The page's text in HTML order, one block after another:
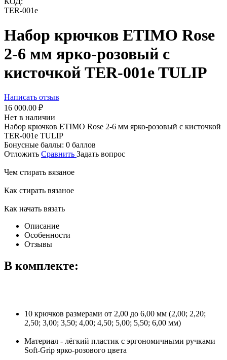
TER-001e
Набор крючков ETIMO Rose
2-6 мм ярко-розовый с
кисточкой TER-001e TULIP
Написать отзыв
16 000.00 ₽
Нет в наличии
Набор крючков ETIMO Rose 2-6 мм ярко-розовый с кисточкой
TER-001e TULIP
Бонусные баллы: 0 баллов
Отложить Сравнить Задать вопрос
Чем стирать вязаное
Как стирать вязаное
Как начать вязать
Описание
Особенности
Отзывы
В комплекте:
10 крючков размерами от 2,00 до 6,00 мм (2,00; 2,20;
2,50; 3,00; 3,50; 4,00; 4,50; 5,00; 5,50; 6,00 мм)
Материал - лёгкий пластик с эргономичными ручками
Soft-Grip ярко-розового цвета